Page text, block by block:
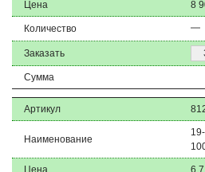
Цена 8
Количество
Заказать
Сумма
Артикул
Наименование
Цена 6